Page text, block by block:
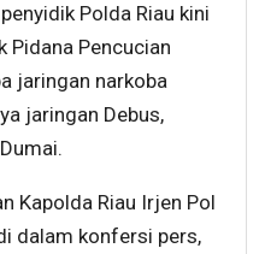
Polda Riau kini
Pidana Pencucian
jaringan narkoba
jaringan Debus,
Kapolda Riau Irjen Pol
dalam konfersi pers,